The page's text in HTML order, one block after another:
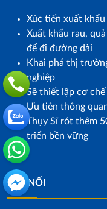
Xúc tiến xuất
Xuất khẩu rau,
để đi đường dài
Khai phá thị
nghiệp
Sẽ thiết lập cơ
Ưu tiên thông
Thụy Sĩ rót thêm
triển bền vững
KẾT NỐI